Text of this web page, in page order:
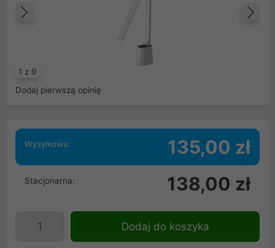
1 z 9
Dodaj pierwszą opinię
Wysyłkowa: 135,00 zł
Stacjonarna: 138,00 zł
Dodaj do koszyka